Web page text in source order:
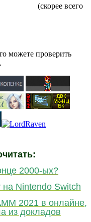
(скорее всего
можете проверить
.
2000-ых?
Nintendo Switch
2021 в онлайне,
из докладов